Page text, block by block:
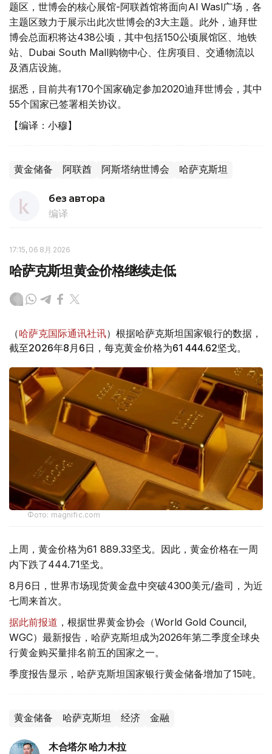
题区，世博会的核心展馆-阿联酋馆将面向Al Wasl广场，各
主题区致力于展示出此次世博会的3大主题。此外，迪拜世
博会总面积将达438公顷，其中包括150公顷展馆区、地铁
站、Dubai South Mall购物中心、住房项目、交通物流以
及酒店设施。
据悉，目前共有170个国家确定参加2020迪拜世博会，其中
55个国家已签署相关协议。
【编译：小穆】
黄金储备 阿联酋 阿斯塔纳世博会 哈萨克斯坦
без автора
编译
17:15, 06 8月 2026
哈萨克斯坦黄金价格继续走低
（哈萨克国际通讯社讯）根据哈萨克斯坦国家银行的数据，
截至2026年8月6日，每克黄金价格为61 444.62坚戈。
Фото: magnific.com
上周，黄金价格为61 889.33坚戈。因此，黄金价格在一周
内下跌了444.71坚戈。
8月6日，世界市场现货黄金盘中突破4300美元/盎司，为近
七周来首次。
据此前报道 ，根据世界黄金协会（World Gold Council,
WGC）最新报告，哈萨克斯坦成为2026年第二季度全球央
行黄金购买量排名前五的国家之一。
季度报告显示，哈萨克斯坦国家银行黄金储备增加了15吨。
黄金储备 哈萨克斯坦 经济 金融
木合塔尔 哈力木拉